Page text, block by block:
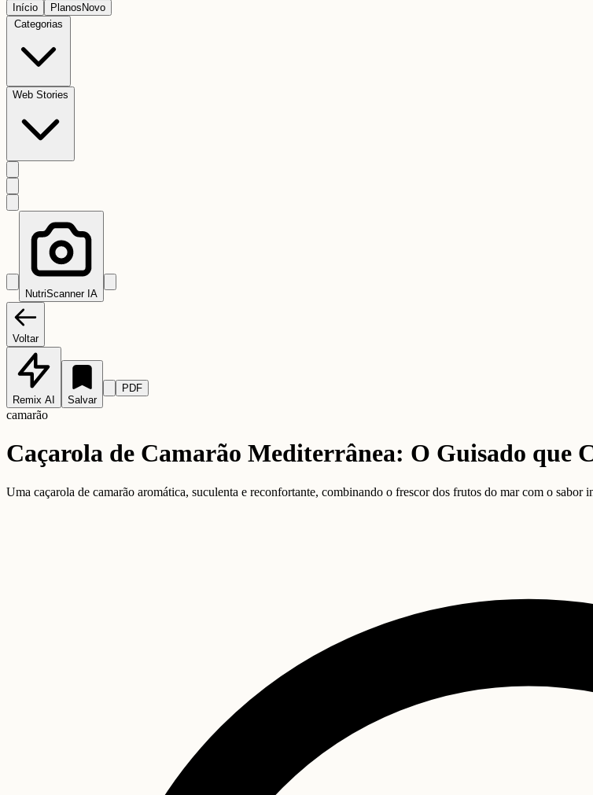
Início Planos Novo
Categorias
Web Stories
NutriScanner IA
Voltar
Remix AI Salvar
PDF
camarão
Caçarola de Camarão Mediterrânea: O Guisado que
Uma caçarola de camarão aromática, suculenta e reconfortante, combinando o frescor dos frutos do mar com o sabor